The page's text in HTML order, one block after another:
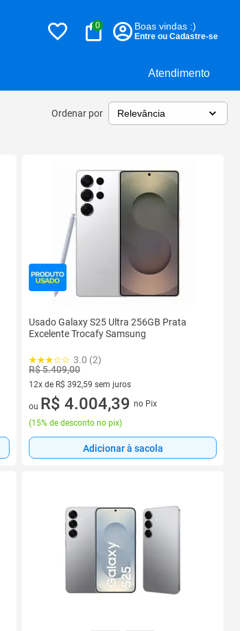
Atendimento
0 Boas vindas :)
Entre ou Cadastre-se
Ordenar por
Usado Galaxy S25 Ultra 256GB Prata
Excelente Trocafy Samsung
3.0 (2)
R$ 5.409,00
12x de R$ 392,59 sem juros
12 vez de R$ 392,59 sem juros
ou R$ 4.004,39 no Pix
(15% de desconto no pix)
Adicionar à sacola